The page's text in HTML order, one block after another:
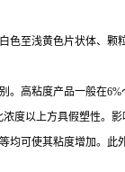
至浅黄色片状体、
高粘度产品一般在
度以上方具假塑性。
可使其粘度增加。